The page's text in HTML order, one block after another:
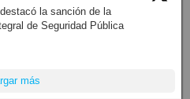
la sanción de la
de Seguridad Pública
más